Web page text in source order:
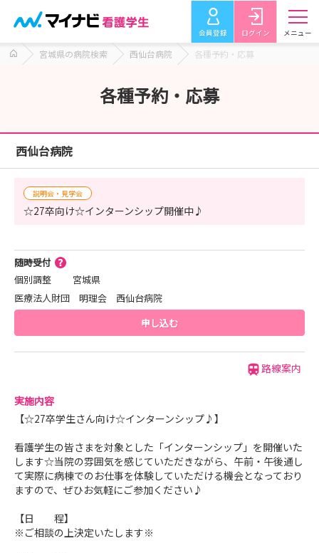
会員登録 ログイン メニュー
宮城県の病院検索 西仙台病院 各種予約・応募
各種予約・応募
西仙台病院
説明会・見学会
☆27卒向け☆インターンシップ開催中♪
随時受付
個別調整
宮城県
医療法人財団 明理会 西仙台病院
申し込む
路線案内
実施内容
【☆27卒学生さん向け☆インターンシップ♪】
看護学生の皆さまを対象とした「インターンシップ」を開催いた
します☆当院の雰囲気を感じていただきながら、午前・午後通し
て実際に病棟でのお仕事を体験していただける機会となっており
ますので、ぜひお気軽にご参加ください♪
【日 程】
※ご相談の上決定いたします※